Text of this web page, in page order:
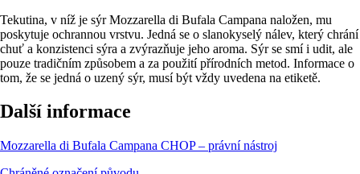
Tekutina, v níž je sýr Mozzarella di Bufala Campana naložen, mu
poskytuje ochrannou vrstvu. Jedná se o slanokyselý nálev, který chrání
chuť a konzistenci sýra a zvýrazňuje jeho aroma. Sýr se smí i udit, ale
pouze tradičním způsobem a za použití přírodních metod. Informace o
tom, že se jedná o uzený sýr, musí být vždy uvedena na etiketě.
Další informace
Mozzarella di Bufala Campana CHOP – právní nástroj